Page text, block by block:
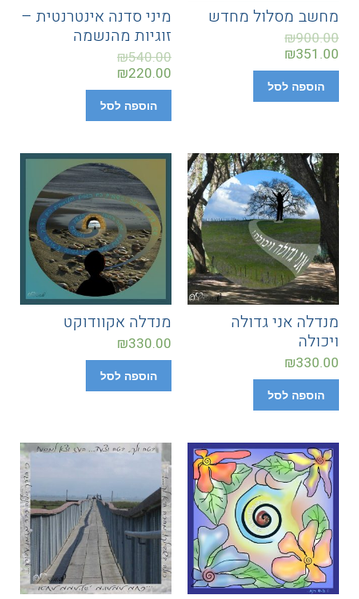
מחשב מסלול מחדש
₪900.00
₪351.00
הוספה לסל
מיני סדנה אינטרנטית –
זוגיות מהנשמה
₪540.00
₪220.00
הוספה לסל
מנדלה אני גדולה
ויכולה
₪330.00
הוספה לסל
מנדלה אקוודוקט
₪330.00
הוספה לסל